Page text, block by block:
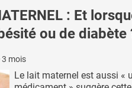
: Et
ou de diabète
3 mois
Le lait maternel est aussi «